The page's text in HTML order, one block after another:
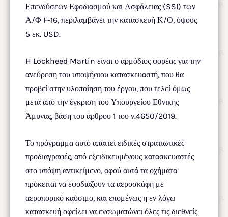
Επενδύσεων Εφοδιασμού και Ασφάλειας (SSI) των
Α/Φ F-16, περιλαμβάνει την κατασκευή Κ/Ο, ύψους
5 εκ. USD.
H Lockheed Martin είναι ο αρμόδιος φορέας για την
ανεύρεση του υποψήφιου κατασκευαστή, που θα
προβεί στην υλοποίηση του έργου, που τελεί όμως
μετά από την έγκριση του Υπουργείου Εθνικής
Άμυνας, βάση του άρθρου 1 του ν.4650/2019.
Το πρόγραμμα αυτό απαιτεί ειδικές στρατιωτικές
προδιαγραφές, από εξειδικευμένους κατασκευαστές
στο υπόψη αντικείμενο, αφού αυτά τα οχήματα
πρόκειται να εφοδιάζουν τα αεροσκάφη με
αεροπορικό καύσιμο, και επομένως η εν λόγω
κατασκευή οφείλει να ενσωματώνει όλες τις διεθνείς